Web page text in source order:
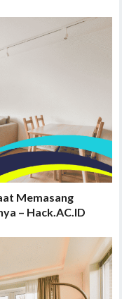
Memasang
– Hack.AC.ID